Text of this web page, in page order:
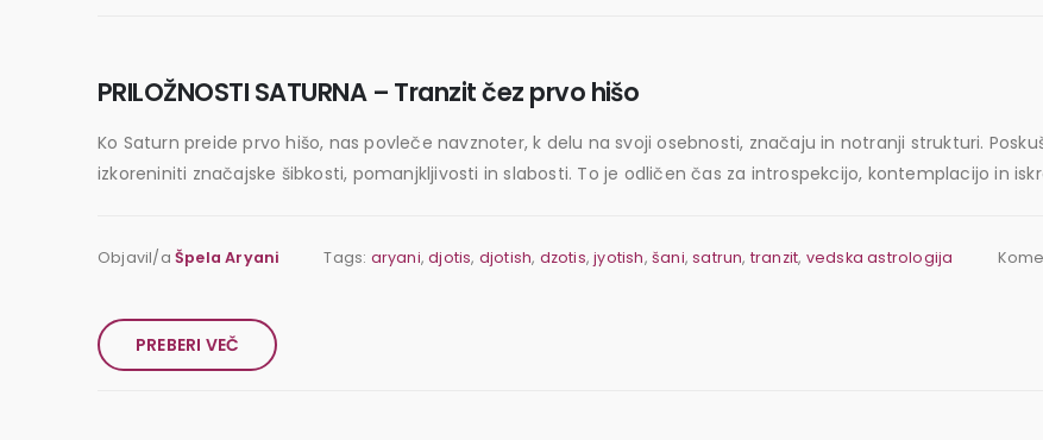
PRILOŽNOSTI SATURNA – Tranzit čez prvo hišo
Ko Saturn preide prvo hišo, nas povleče navznoter, k delu na svoji osebnosti, značaju in notranji strukturi.
izkoreniniti značajske šibkosti, pomanjkljivosti in slabosti. To je odličen čas za introspekcijo, kontemplacijo in
Objavil/a Špela Aryani Tags: aryani,djotis, djotish, dzotis,jyotish,šani,satrun, tranzit, vedska astrologija
PREBERI VEČ